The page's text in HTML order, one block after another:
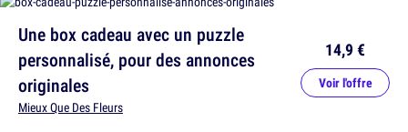
Une box cadeau avec un puzzle
personnalisé, pour des annonces
originales
Mieux Que Des Fleurs
14,9 €
Voir l'offre